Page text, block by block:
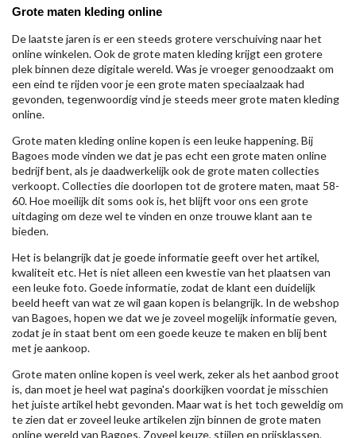
Grote maten kleding online
De laatste jaren is er een steeds grotere verschuiving naar het
online winkelen. Ook de grote maten kleding krijgt een grotere
plek binnen deze digitale wereld. Was je vroeger genoodzaakt om
een eind te rijden voor je een grote maten speciaalzaak had
gevonden, tegenwoordig vind je steeds meer grote maten kleding
online.
Grote maten kleding online kopen is een leuke happening. Bij
Bagoes mode vinden we dat je pas echt een grote maten online
bedrijf bent, als je daadwerkelijk ook de grote maten collecties
verkoopt. Collecties die doorlopen tot de grotere maten, maat 58-
60. Hoe moeilijk dit soms ook is, het blijft voor ons een grote
uitdaging om deze wel te vinden en onze trouwe klant aan te
bieden.
Het is belangrijk dat je goede informatie geeft over het artikel,
kwaliteit etc. Het is niet alleen een kwestie van het plaatsen van
een leuke foto. Goede informatie, zodat de klant een duidelijk
beeld heeft van wat ze wil gaan kopen is belangrijk. In de webshop
van Bagoes, hopen we dat we je zoveel mogelijk informatie geven,
zodat je in staat bent om een goede keuze te maken en blij bent
met je aankoop.
Grote maten online kopen is veel werk, zeker als het aanbod groot
is, dan moet je heel wat pagina's doorkijken voordat je misschien
het juiste artikel hebt gevonden. Maar wat is het toch geweldig om
te zien dat er zoveel leuke artikelen zijn binnen de grote maten
online wereld van Bagoes. Zoveel keuze, stijlen en prijsklassen.